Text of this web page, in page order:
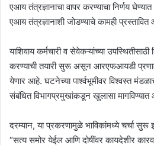
एआय तंत्रज्ञानाचा वापर करण्याचा निर्णय
एआय तंत्रज्ञानाशी जोडण्याचे कामही
याशिवाय कर्मचारी व सेवेकऱ्यांच्या
करण्याची तयारी सुरू असून आरएफआयडी
येणार आहे. घटनेच्या पार्श्वभूमीवर विश्वस्त
संबंधित विभागप्रमुखांकडून खुलासा
दरम्यान, या प्रकरणामुळे भाविकांमध्ये चर्चा
“सत्य समोर येईल आणि दोषींवर कायदेशीर